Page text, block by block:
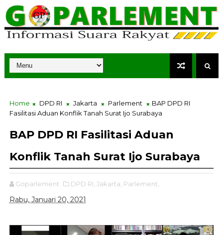
Home DPD RI Jakarta Parlement
BAP DPD RI
Fasilitasi Aduan Konflik Tanah Surat Ijo Surabaya
BAP DPD RI Fasilitasi Aduan
Konflik Tanah Surat Ijo Surabaya
Goparlement DPD RI, Jakarta, Parlement,
Rabu, Januari 20, 2021